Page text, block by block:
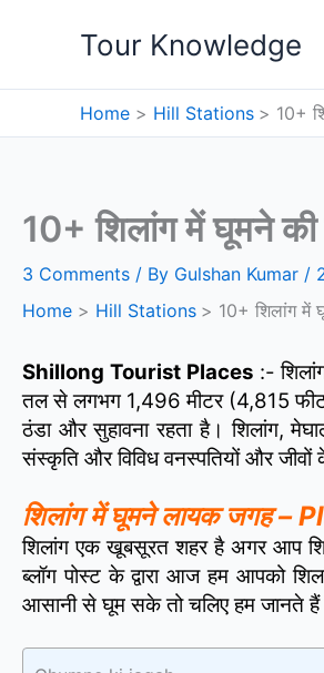
Tour Knowledge
Home Hill Stations 10+
10+ शिलांग में घूमने
3 Comments / By Gulshan Kumar /
Home
Hill Stations 10+ शिलांग
Shillong Tourist Places:-
तल से लगभग 1,496 मीटर (4,815 फीट)
ठंडा और सुहावना रहता है। शिलांग,
संस्कृति और विविध वनस्पतियों और
शिलांग में घूमने लायक जगह
शिलांग एक खूबसूरत शहर है अगर आप
ब्लॉग पोस्ट के द्वारा आज हम आपको
आसानी से घूम सके तो चलिए हम जानते